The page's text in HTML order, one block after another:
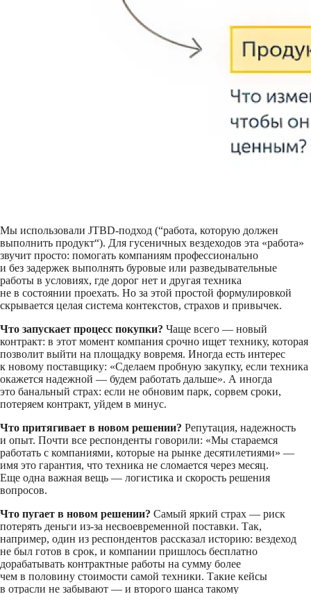
Мы использовали JTBD-подход (“работа, которую должен
выполнить продукт“). Для гусеничных вездеходов эта «работа»
звучит просто: помогать компаниям профессионально
и без задержек выполнять буровые или разведывательные
работы в условиях, где дорог нет и другая техника
не в состоянии проехать. Но за этой простой формулировкой
скрывается целая система контекстов, страхов и привычек.
Что запускает процесс покупки? Чаще всего — новый
контракт: в этот момент компания срочно ищет технику, которая
позволит выйти на площадку вовремя. Иногда есть интерес
к новому поставщику: «Сделаем пробную закупку, если техника
окажется надежной — будем работать дальше». А иногда
это банальный страх: если не обновим парк, сорвем сроки,
потеряем контракт, уйдем в минус.
Что притягивает в новом решении? Репутация, надежность
и опыт. Почти все респонденты говорили: «Мы стараемся
работать с компаниями, которые на рынке десятилетиями» —
имя это гарантия, что техника не сломается через месяц.
Еще одна важная вещь — логистика и скорость решения
вопросов.
Что пугает в новом решении? Самый яркий страх — риск
потерять деньги из-за несвоевременной поставки. Так,
например, один из респондентов рассказал историю: вездеход
не был готов в срок, и компании пришлось бесплатно
дорабатывать контрактные работы на сумму более
чем в половину стоимости самой техники. Такие кейсы
в отрасли не забывают — и второго шанса такому